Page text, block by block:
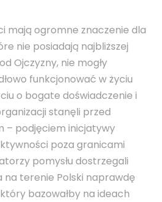
mają ogromne znaczenie dla
nie posiadają najbliższej
Ojczyzny, nie mogły
funkcjonować w życiu
o bogate doświadczenie i
stanęli przed
– podjęciem inicjatywy
poza granicami
pomysłu dostrzegali
terenie Polski naprawdę
bazowałby na ideach